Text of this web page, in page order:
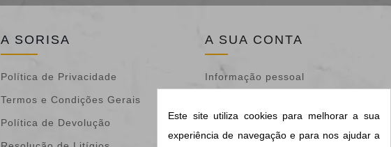
A SORISA
Política de Privacidade
Termos e Condições Gerais
Política de Devolução
A SUA CONTA
Informação pessoal
mercadoria
Este site utiliza cookies para melhorar a sua
experiência de navegação e para nos ajudar a